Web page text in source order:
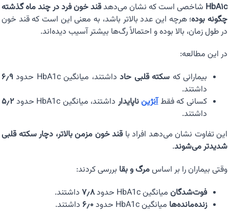
HbA1c شاخصی است که نشان می‌دهدقند خون فرد در چند ماه گذشته
چگونه بوده؛ هرچه این عدد بالاتر باشد، به معنی این است که قند خون
در طول زمان، بالا بوده و احتمالاً رگ‌ها بیشتر آسیب دیده‌اند.
در این مطالعه:
بیمارانی که سکته قلبی حادداشتند، میانگین HbA1c حدود
۶٫۹
داشتند.
کسانی که فقطآنژینناپایدار داشتند، میانگین HbA1c حدود
۵٫۲
داشتند.
این تفاوت نشان می‌دهد افراد باقند خون مزمن بالاتر، دچار سکته قلبی
شدیدتر می‌شوند.
وقتی بیماران را بر اساسمرگ و بقا بررسی کردند:
فوت‌شدگان میانگین HbA1c حدود ۷٫۸ داشتند.
زنده‌مانده‌ها میانگین HbA1c حدود ۶٫۰ داشتند.